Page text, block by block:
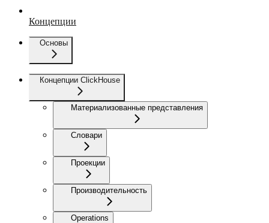
Концепции
Основы
Концепции ClickHouse
Материализованные представления
Словари
Проекции
Производительность
Operations